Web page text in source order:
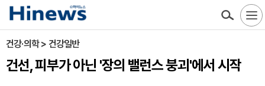
건강·의학 > 건강일반
건선, 피부가 아닌 '장의 밸런스 붕괴'에서 시작